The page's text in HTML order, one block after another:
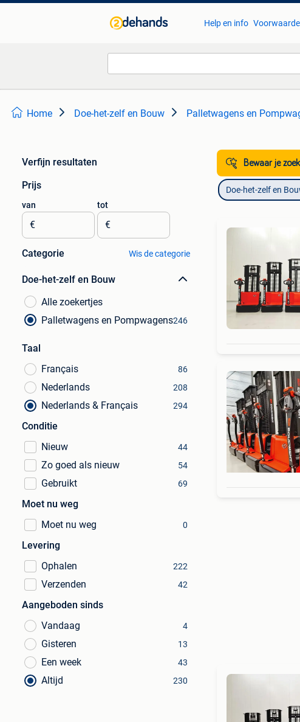
Help en info
Home Doe-het-zelf en Bouw Palletwagens en
Verfijn resultaten
Prijs
van
€
tot
€
Categorie Wis de categorie
Doe-het-zelf en Bouw
Alle zoekertjes
Palletwagens en Pompwagens246
Taal
Français
86
Nederlands 208
Nederlands & Français 294
Conditie
Nieuw
44
Zo goed als nieuw 54
Gebruikt 69
Moet nu weg
Moet nu weg
0
Levering
Ophalen
222
Verzenden 42
Aangeboden sinds
Vandaag
4
Gisteren 13
Een week 43
Altijd 230
Bewaar je
Doe-het-zelf en